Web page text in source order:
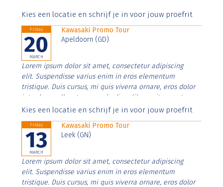
interdum nulla, ut commodo diam libero vitae erat.
Aenean faucibus nibh et justo cursus id rutrum lorem
Kies een locatie en schrijf je in voor jouw proefrit
Friday
20
MARCH
Kawasaki Promo Tour
Apeldoorn (GD)
Lorem ipsum dolor sit amet, consectetur adipiscing
elit. Suspendisse varius enim in eros elementum
tristique. Duis cursus, mi quis viverra ornare, eros dolor
interdum nulla, ut commodo diam libero vitae erat.
Aenean faucibus nibh et justo cursus id rutrum lorem
Kies een locatie en schrijf je in voor jouw proefrit
Friday
13
MARCH
Kawasaki Promo Tour
Leek (GN)
Lorem ipsum dolor sit amet, consectetur adipiscing
elit. Suspendisse varius enim in eros elementum
tristique. Duis cursus, mi quis viverra ornare, eros dolor